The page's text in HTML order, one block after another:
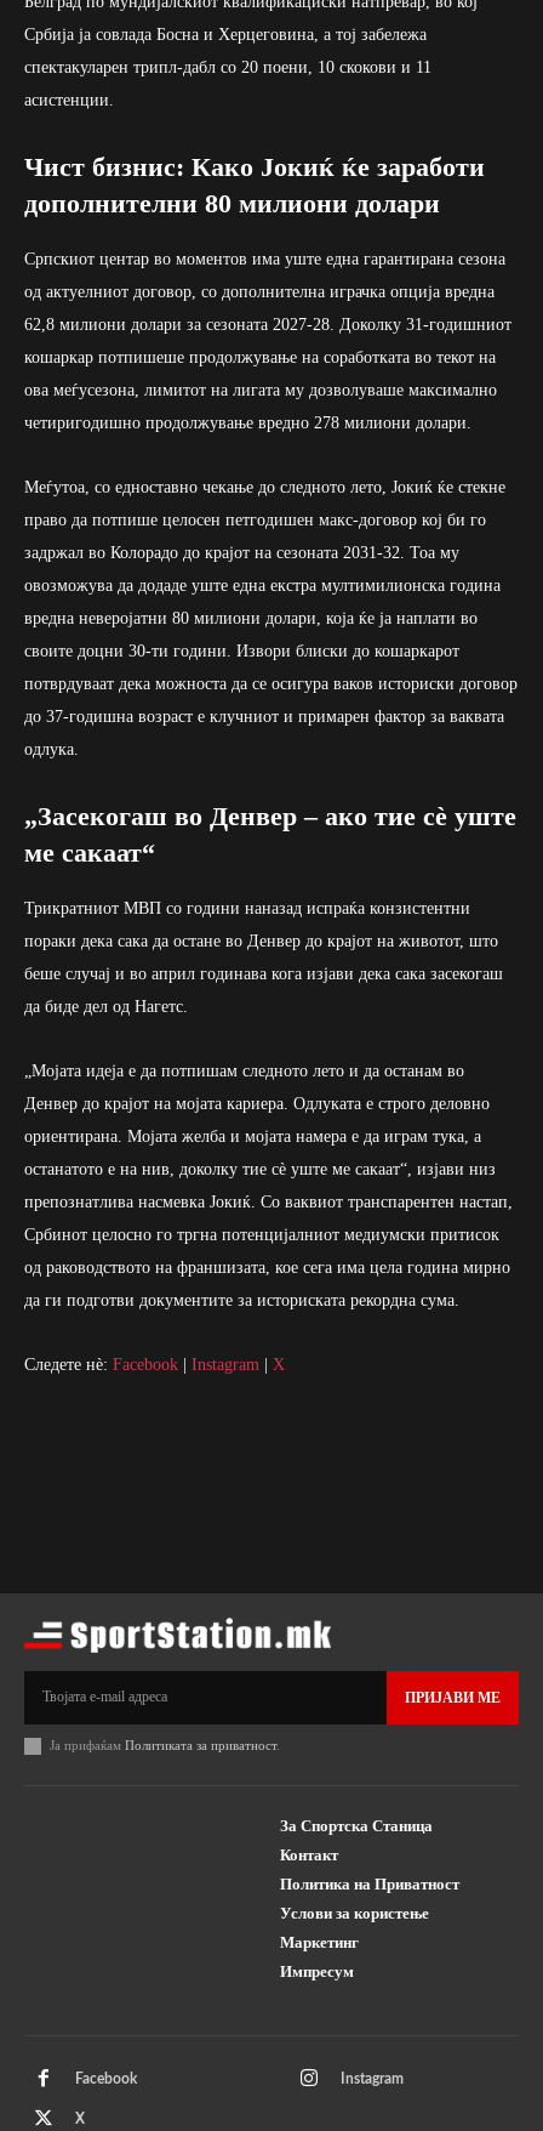
Србија ја совлада Босна и Херцеговина, а тој забележа
спектакуларен трипл-дабл со 20 поени, 10 скокови и 11
асистенции.
Чист бизнис: Како Јокиќ ќе заработи
дополнителни 80 милиони долари
Српскиот центар во моментов има уште една гарантирана сезона
од актуелниот договор, со дополнителна играчка опција вредна
62,8 милиони долари за сезоната 2027-28. Доколку 31-годишниот
кошаркар потпишеше продолжување на соработката во текот на
ова меѓусезона, лимитот на лигата му дозволуваше максимално
четиригодишно продолжување вредно 278 милиони долари.
Меѓутоа, со едноставно чекање до следното лето, Јокиќ ќе стекне
право да потпише целосен петгодишен макс-договор кој би го
задржал во Колорадо до крајот на сезоната 2031-32. Тоа му
овозможува да додаде уште една екстра мултимилионска година
вредна неверојатни 80 милиони долари, која ќе ја наплати во
своите доцни 30-ти години. Извори блиски до кошаркарот
потврдуваат дека можноста да се осигура ваков историски договор
до 37-годишна возраст е клучниот и примарен фактор за ваквата
одлука.
„Засекогаш во Денвер – ако тие сè уште
ме сакаат“
Трикратниот МВП со години наназад испраќа конзистентни
пораки дека сака да остане во Денвер до крајот на животот, што
беше случај и во април годинава кога изјави дека сака засекогаш
да биде дел од Нагетс.
„Мојата идеја е да потпишам следното лето и да останам во
Денвер до крајот на мојата кариера. Одлуката е строго деловно
ориентирана. Мојата желба и мојата намера е да играм тука, а
останатото е на нив, доколку тие сè уште ме сакаат“, изјави низ
препознатлива насмевка Јокиќ. Со ваквиот транспарентен настап,
Србинот целосно го тргна потенцијалниот медиумски притисок
од раководството на франшизата, кое сега има цела година мирно
да ги подготви документите за историската рекордна сума.
Следете нè: Facebook Instagram X
ПРИЈАВИ МЕ
Ја прифаќам Политиката за приватност.
За Спортска Станица
Контакт
Политика на Приватност
Услови за користење
Маркетинг
Импресум
Facebook Instagram
X